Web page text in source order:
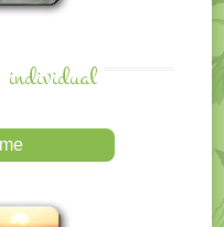
individual